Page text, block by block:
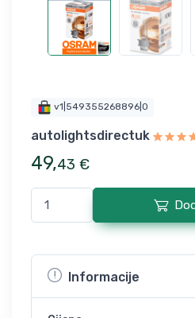
v1|549355268896|0
autolightsdirectuk
49,43 €
Informacije